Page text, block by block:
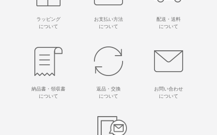
ラッピング
について
お支払い方法
について
配送・送料
について
納品書・領収書
について
返品・交換
について
お問い合わせ
について